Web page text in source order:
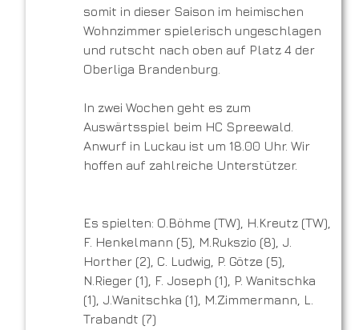
somit in dieser Saison im heimischen
Wohnzimmer spielerisch ungeschlagen
und rutscht nach oben auf Platz 4 der
Oberliga Brandenburg.
In zwei Wochen geht es zum
Auswärtsspiel beim HC Spreewald.
Anwurf in Luckau ist um 18.00 Uhr. Wir
hoffen auf zahlreiche Unterstützer.
Es spielten: O.Böhme (TW), H.Kreutz (TW),
F. Henkelmann (5), M.Rukszio (8), J.
Horther (2), C. Ludwig, P. Götze (5),
N.Rieger (1), F. Joseph (1), P. Wanitschka
(1), J.Wanitschka (1), M.Zimmermann, L.
Trabandt (7)